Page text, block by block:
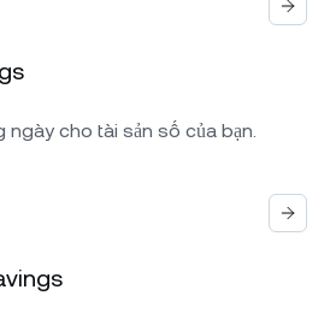
ngày cho tài sản số của bạn.